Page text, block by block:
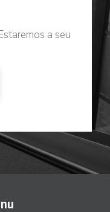
a seu